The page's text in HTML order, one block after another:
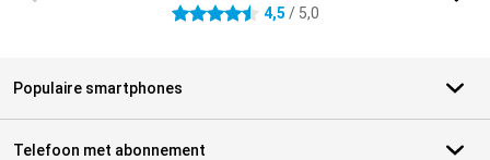
4.5 sterren 4,5 / 5,0
Populaire smartphones
Telefoon met abonnement